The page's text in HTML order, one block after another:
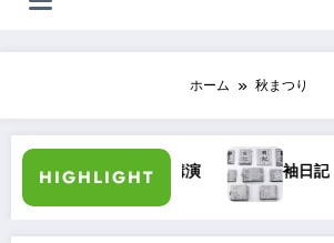
ホーム 秋まつり
HIGHLIGHT
加藤長三郎氏講演 袖日記